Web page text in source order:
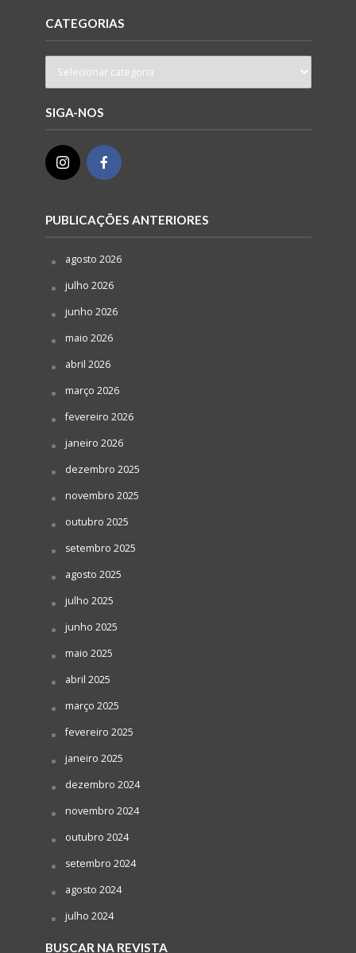
CATEGORIAS
SIGA-NOS
PUBLICAÇÕES ANTERIORES
agosto 2026
julho 2026
junho 2026
maio 2026
abril 2026
março 2026
fevereiro 2026
janeiro 2026
dezembro 2025
novembro 2025
outubro 2025
setembro 2025
agosto 2025
julho 2025
junho 2025
maio 2025
abril 2025
março 2025
fevereiro 2025
janeiro 2025
dezembro 2024
novembro 2024
outubro 2024
setembro 2024
agosto 2024
julho 2024
BUSCAR NA REVISTA